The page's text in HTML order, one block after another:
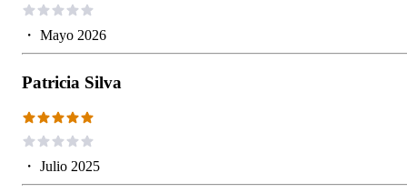
・ Mayo 2026
Patricia Silva
・ Julio 2025